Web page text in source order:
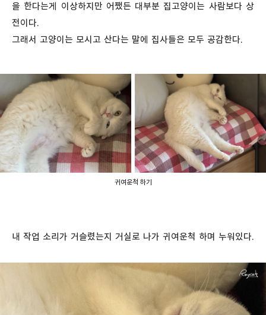
을 한다는게 이상하지만 어쨌든 대부분 집고양이는 사람보다 상
전이다.
그래서 고양이는 모시고 산다는 말에 집사들은 모두 공감한다.
귀여운척 하기
내 작업 소리가 거슬렸는지 거실로 나가 귀여운척 하며 누워있다.